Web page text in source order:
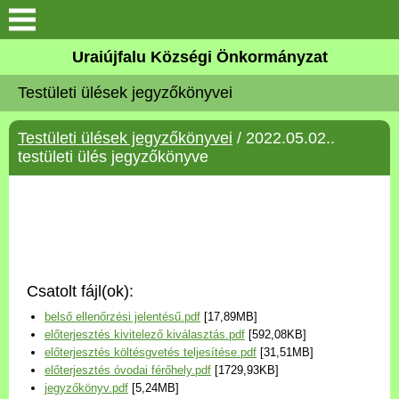
Köszöntő
Elérhetőségek
Uraiújfalu
Választási információk
Versenyképes Járások
Program
Uraiújfalu Községi Önkormányzat
Testületi ülések jegyzőkönyvei
Testületi ülések jegyzőkönyvei / 2022.05.02..
testületi ülés jegyzőkönyve
Csatolt fájl(ok):
belső ellenőrzési jelentésű.pdf [17,89MB]
előterjesztés kivitelező kiválasztás.pdf [592,08KB]
előterjesztés költésgvetés teljesítése.pdf [31,51MB]
előterjesztés óvodai férőhely.pdf [1729,93KB]
jegyzőkönyv.pdf [5,24MB]